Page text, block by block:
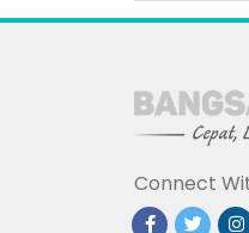
Connect